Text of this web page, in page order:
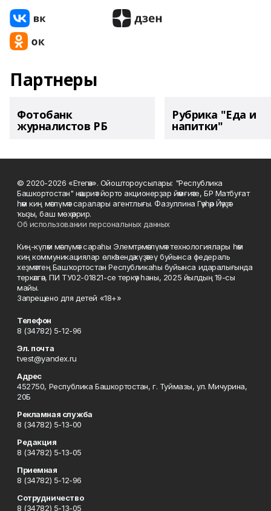
Партнеры
Фотобанк
журналистов РБ
Рубрика "Еда и
напитки"
© 2020-2026 «Етегән». Ойоштороусылары: "Республика
Башкортостан" нәшриәт йорто акционерҙар йәмғиәте, БР Матбуғат
һәм киң мәғлүмәт саралары агентлығы. Фазуллина Гәүһәр Йәүҙәт
ҡыҙы, баш мөхәррир.
Об использовании персональных данных
Киң-күләм мәғлүмәт сараһы Элемтә, мәғлүмәт технологиялары һәм
киң коммуникациялар өлкәһендә күҙәтеү буйынса федераль
хеҙмәттең Башҡортостан Республикаһы буйынса идаралығында
теркәлгән, ПИ ТУ02-01821-се теркәү һаны, 2025 йылдың 19-сы
майы.
Запрещено для детей «18+»
Телефон
8 (34782) 5-12-96
Эл. почта
tvest@yandex.ru
Адрес
452750, Республика Башкортостан, г. Туймазы, ул. Мичурина,
20Б
Рекламная служба
8 (34782) 5-13-00
Редакция
8 (34782) 5-13-05
Приемная
8 (34782) 5-12-96
Сотрудничество
8 (34782) 5-13-05